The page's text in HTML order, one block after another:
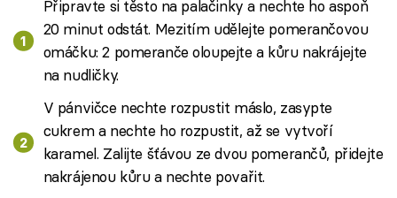
Připravte si těsto na palačinky a nechte ho aspoň
20 minut odstát. Mezitím udělejte pomerančovou
omáčku: 2 pomeranče oloupejte a kůru nakrájejte
na nudličky.
V pánvičce nechte rozpustit máslo, zasypte
cukrem a nechte ho rozpustit, až se vytvoří
karamel. Zalijte šťávou ze dvou pomerančů, přidejte
nakrájenou kůru a nechte povařit.